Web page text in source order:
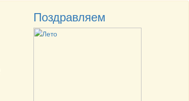
Поздравляем